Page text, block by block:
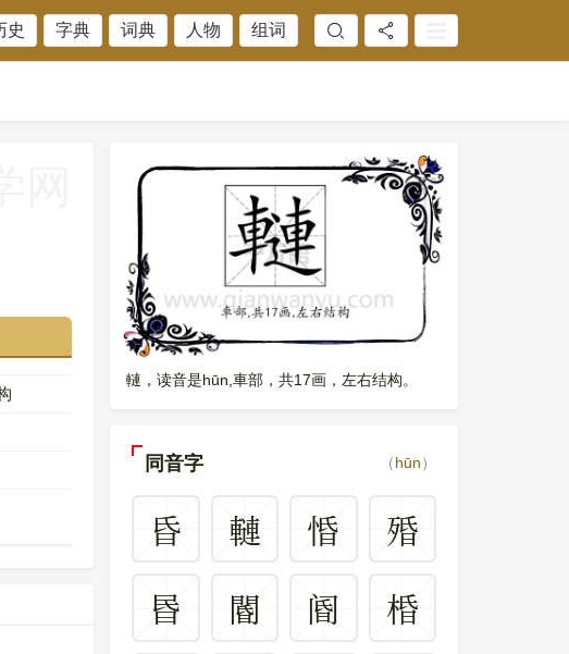
史 字典 词典 人物 组词
轋，读音是hūn,車部，共17画，左右结构。
同音字 （hūn）
昏 轋 惛
殙
昬
閽 阍
棔